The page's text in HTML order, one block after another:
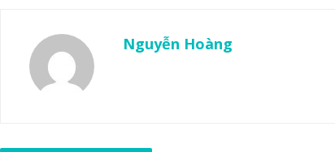
Nguyễn Hoàng